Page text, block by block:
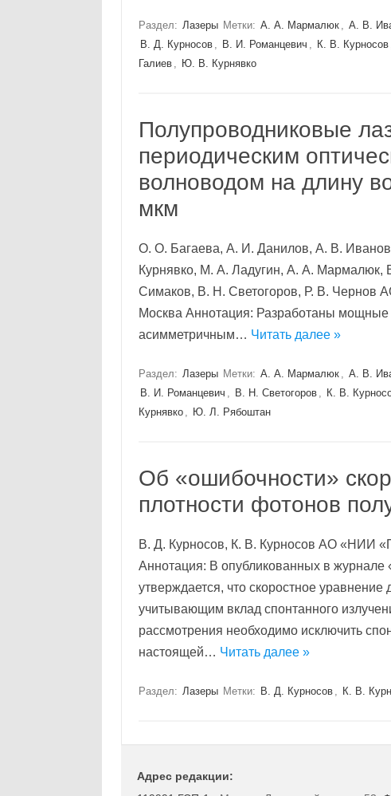
Раздел: Лазеры Метки: А. А. Мармалюк , А. В.
В. Д. Курносов , В. И. Романцевич , К. В. Курносов
Галиев , Ю. В. Курнявко
Полупроводниковые
периодическим
волноводом на длину
мкм
О. О. Багаева, А. И. Данилов, А. В.
Курнявко, М. А. Ладугин, А. А.
Симаков, В. Н. Светогоров, Р. В. Чернов
Москва Аннотация: Разработаны
асимметричным… Читать далее »
Раздел: Лазеры Метки: А. А. Мармалюк , А. В.
В. И. Романцевич , В. Н. Светогоров , К. В.
Курнявко , Ю. Л. Рябоштан
Об «ошибочности»
плотности фотонов
В. Д. Курносов, К. В. Курносов АО «НИИ
Аннотация: В опубликованных в журнале
утверждается, что скоростное
учитывающим вклад спонтанного
рассмотрения необходимо исключить
настоящей… Читать далее »
Раздел: Лазеры Метки: В. Д. Курносов , К. В.
Адрес редакции: